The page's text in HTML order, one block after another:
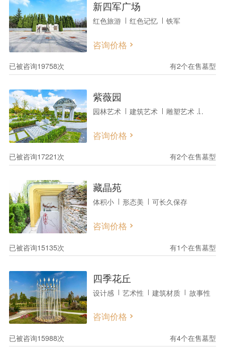
新四军广场
红色旅游 红色记忆 铁军
咨询价格
已被咨询19758次 有2个在售墓型
紫薇园
园林艺术 建筑艺术 雕塑艺术
咨询价格
已被咨询17221次 有2个在售墓型
藏晶苑
体积小 形态美 可长久保存
咨询价格
已被咨询15135次 有1个在售墓型
四季花丘
设计感 艺术性 建筑材质 故事性
咨询价格
已被咨询15988次 有4个在售墓型